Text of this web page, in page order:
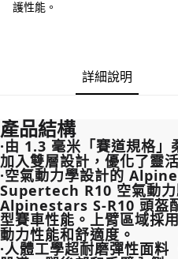
「AFTEE先享後付」，若未經同意申
請求用戶進行身份認證。
５．嚴禁一人註冊多個帳號或使用他
恩沛科技股份有限公司將有權停止該
護性能。
詳細說明
產品結構
·由 1.3 毫米「賽道規格
加入雙層設計，優化了靈
·空氣動力學設計的
Supertech R10 空氣動力
Alpinestars S-R10 頭盔
型賽車性能。上臂區域採
動力性能和舒適度。
·人體工學超耐磨彈性面料